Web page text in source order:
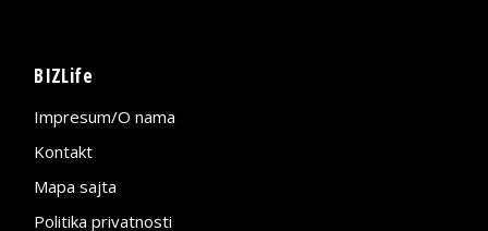
BIZLife
Impresum/O nama
Kontakt
Mapa sajta
Politika privatnosti